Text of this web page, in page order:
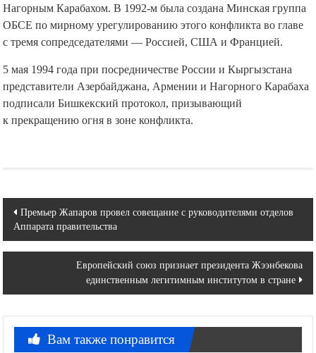
Нагорным Карабахом. В 1992-м была создана Минская группа
ОБСЕ по мирному урегулированию этого конфликта во главе
с тремя сопредседателями — Россией, США и Францией.
5 мая 1994 года при посредничестве России и Кыргызстана
представители Азербайджана, Армении и Нагорного Карабаха
подписали Бишкекский протокол, призывающий
к прекращению огня в зоне конфликта.
Навигация
по
Премьер Жапаров провел совещание с руководителями отделов
Аппарата правительства
Европейский союз признает президента Жээнбекова
единственным легитимным институтом в стране
Вам также понравится